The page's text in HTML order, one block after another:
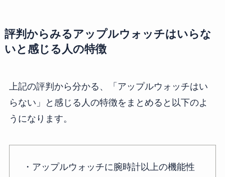
評判からみるアップルウォッチはいらな
いと感じる人の特徴
上記の評判から分かる、「アップルウォッチはい
らない」と感じる人の特徴をまとめると以下のよ
うになります。
・アップルウォッチに腕時計以上の機能性